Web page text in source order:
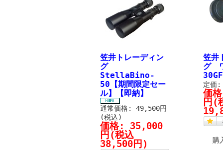
笠井トレーディン
グ
StellaBino-
50【期間限定セー
ル】【即納】
通常価格: 49,500円
(税込)
価格: 35,000
円 (税込
38,500円)
笠井
グ
定価:
価
円 (
購